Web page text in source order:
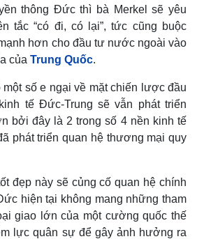
thông Đức thì bà Merkel sẽ yêu
tắc “có đi, có lại”, tức cũng buộc
hơn cho đầu tư nước ngoài vào
của Trung Quốc.
một số e ngại về mặt chiến lược đầu
tế Đức-Trung sẽ vẫn phát triển
bởi đây là 2 trong số 4 nền kinh tế
phát triển quan hệ thương mại quy
đẹp này sẽ củng cố quan hệ chính
hiện tại không mang những tham
giao lớn của một cường quốc thế
lực quân sự để gây ảnh hưởng ra